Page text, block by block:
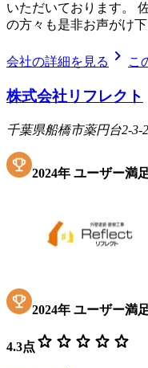
いただいております。
の方々も是非お声がけ下
会社の詳細を見る chevron_right こ
株式会社リフレクト
千葉県船橋市薬円台2-3-
2024年 ユーザー満
2024年 ユーザー満
4.3点 star star star star star